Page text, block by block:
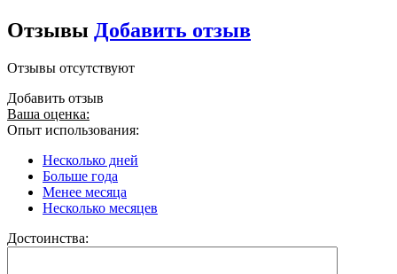
Отзывы Добавить отзыв
Отзывы отсутствуют
Добавить отзыв
Ваша оценка:
Опыт использования:
Несколько дней
Больше года
Менее месяца
Несколько месяцев
Достоинства: